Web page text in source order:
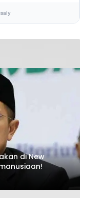
di New